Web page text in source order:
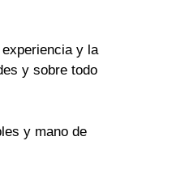
y la
y sobre todo
y mano de